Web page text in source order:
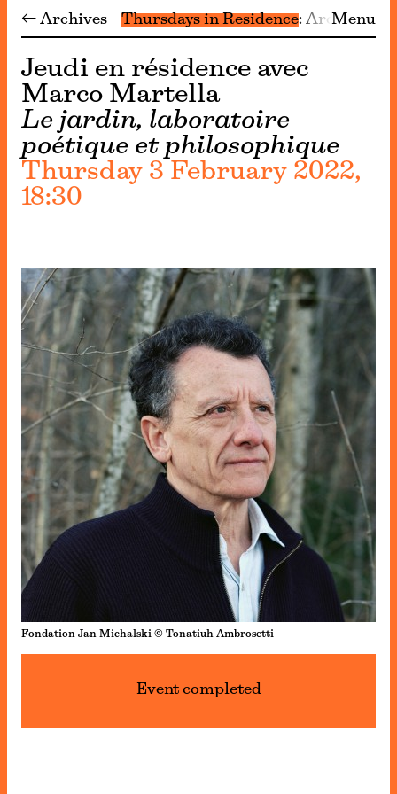
← Archives Thursdays in Residence Archive
Menu
Jeudi en résidence avec
Marco Martella
Le jardin, laboratoire
poétique et philosophique
Thursday 3 February 2022,
18:30
Fondation Jan Michalski © Tonatiuh Ambrosetti
Event completed